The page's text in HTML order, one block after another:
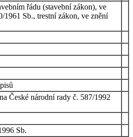
řádu (stavební zákon), ve
1961 Sb., trestní zákon, ve znění
České národní rady č. 587/1992
Sb.